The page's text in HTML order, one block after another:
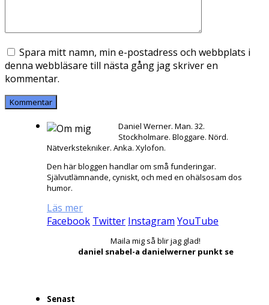
Spara mitt namn, min e-postadress och webbplats i
denna webbläsare till nästa gång jag skriver en
kommentar.
Daniel Werner. Man. 32.
Stockholmare. Bloggare. Nörd.
Nätverkstekniker. Anka. Xylofon.
Den här bloggen handlar om små funderingar.
Självutlämnande, cyniskt, och med en ohälsosam dos
humor.
Läs mer
Facebook Twitter Instagram YouTube
Maila mig så blir jag glad!
daniel snabel-a danielwerner punkt se
Senast